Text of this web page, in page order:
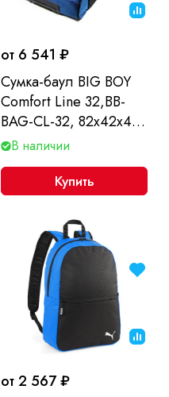
от 6 541 ₽
Сумка-баул BIG BOY
Comfort Line 32,BB-
BAG-CL-32, 82х42х42
смВ наличии
Купить
от 2 567 ₽